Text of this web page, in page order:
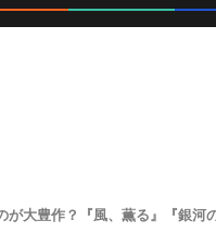
が大豊作？『風、薫る』『銀